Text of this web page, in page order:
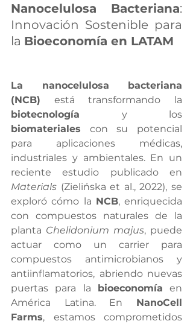
Nanocelulosa Bacteriana:
Innovación Sostenible para
la Bioeconomía en LATAM
La nanocelulosa bacteriana
(NCB)
biotecnología
biomateriales con su potencial
para aplicaciones médicas,
industriales y ambientales. En un
Materials (Zielińska et al., 2022), se
exploró cómo la NCB, enriquecida
con compuestos naturales de la
planta Chelidonium majus, puede
actuar como un carrier para
compuestos antimicrobianos y
antiinflamatorios, abriendo nuevas
puertas para la bioeconomía en
América Latina. En NanoCell
Farms, estamos comprometidos